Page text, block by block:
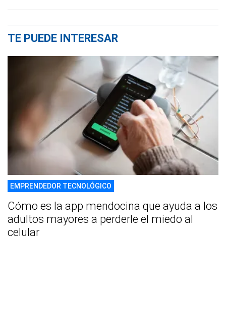
TE PUEDE INTERESAR
EMPRENDEDOR TECNOLÓGICO
Cómo es la app mendocina que ayuda a los
adultos mayores a perderle el miedo al
celular